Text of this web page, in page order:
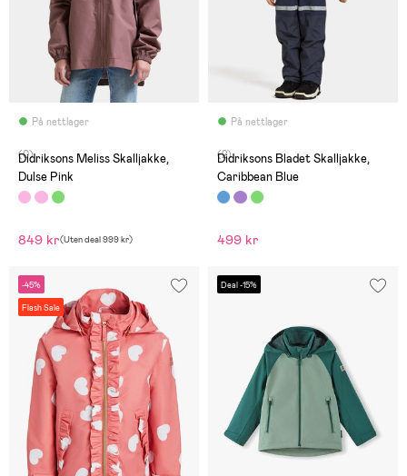
På nettlager
(0)
Didriksons Meliss Skalljakke,
Dulse Pink
849 kr(Uten deal999 kr)
På nettlager
(2)
Didriksons Bladet Skalljakke,
Caribbean Blue
499 kr
-45%
Flash Sale
Deal -15%